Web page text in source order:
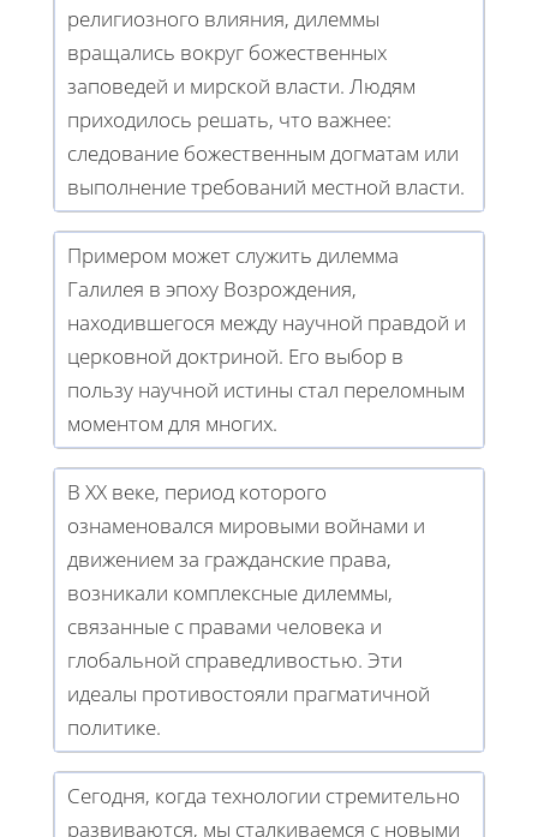
религиозного влияния, дилеммы
вращались вокруг божественных
заповедей и мирской власти. Людям
приходилось решать, что важнее:
следование божественным догматам или
выполнение требований местной власти.
Примером может служить дилемма
Галилея в эпоху Возрождения,
находившегося между научной правдой и
церковной доктриной. Его выбор в
пользу научной истины стал переломным
моментом для многих.
В XX веке, период которого
ознаменовался мировыми войнами и
движением за гражданские права,
возникали комплексные дилеммы,
связанные с правами человека и
глобальной справедливостью. Эти
идеалы противостояли прагматичной
политике.
Сегодня, когда технологии стремительно
развиваются, мы сталкиваемся с новыми